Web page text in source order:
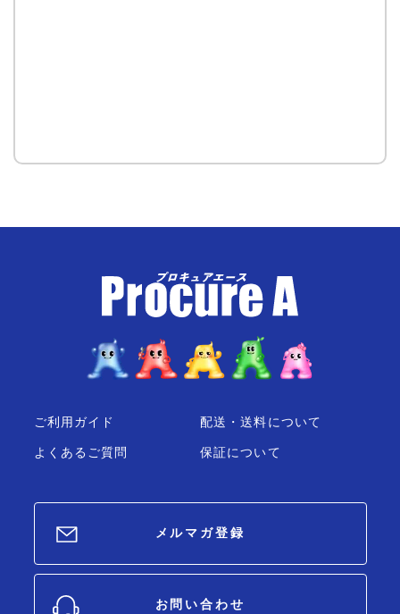
ご利用ガイド
よくあるご質問
配送・送料について
保証について
メルマガ登録
お問い合わせ